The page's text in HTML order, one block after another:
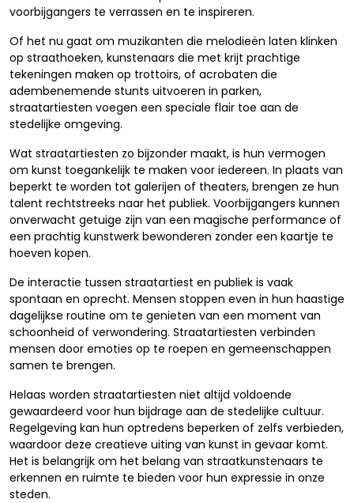
voorbijgangers te verrassen en te inspireren.
Of het nu gaat om muzikanten die melodieën laten klinken
op straathoeken, kunstenaars die met krijt prachtige
tekeningen maken op trottoirs, of acrobaten die
adembenemende stunts uitvoeren in parken,
straatartiesten voegen een speciale flair toe aan de
stedelijke omgeving.
Wat straatartiesten zo bijzonder maakt, is hun vermogen
om kunst toegankelijk te maken voor iedereen. In plaats van
beperkt te worden tot galerijen of theaters, brengen ze hun
talent rechtstreeks naar het publiek. Voorbijgangers kunnen
onverwacht getuige zijn van een magische performance of
een prachtig kunstwerk bewonderen zonder een kaartje te
hoeven kopen.
De interactie tussen straatartiest en publiek is vaak
spontaan en oprecht. Mensen stoppen even in hun haastige
dagelijkse routine om te genieten van een moment van
schoonheid of verwondering. Straatartiesten verbinden
mensen door emoties op te roepen en gemeenschappen
samen te brengen.
Helaas worden straatartiesten niet altijd voldoende
gewaardeerd voor hun bijdrage aan de stedelijke cultuur.
Regelgeving kan hun optredens beperken of zelfs verbieden,
waardoor deze creatieve uiting van kunst in gevaar komt.
Het is belangrijk om het belang van straatkunstenaars te
erkennen en ruimte te bieden voor hun expressie in onze
steden.